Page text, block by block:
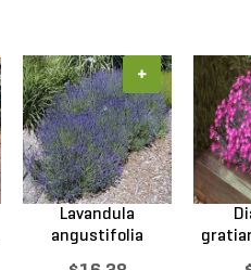
Lavandula
angustifolia
+